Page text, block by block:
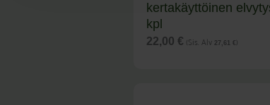
kertakäyttöinen
kpl
22,00€ (Sis. Alv 27,61 € )